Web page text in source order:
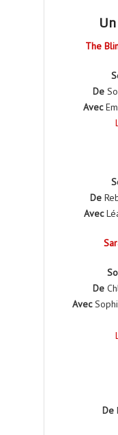
The
De
Avec
De
Avec
De
Avec
De